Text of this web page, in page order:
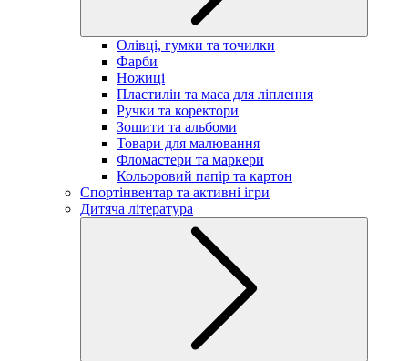
Олівці, гумки та точилки
Фарби
Ножиці
Пластилін та маса для ліплення
Ручки та коректори
Зошити та альбоми
Товари для малювання
Фломастери та маркери
Кольоровий папір та картон
Спортінвентар та активні ігри
Дитяча література